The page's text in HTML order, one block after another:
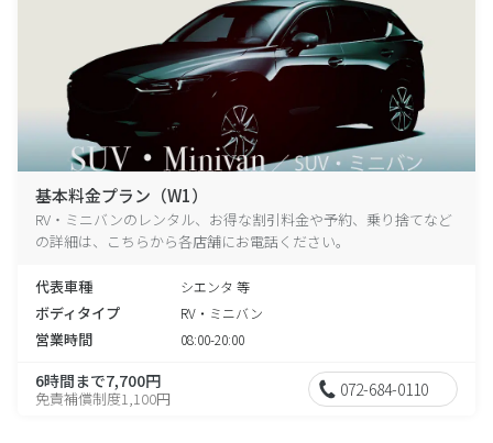
基本料金プラン（W1）
RV・ミニバンのレンタル、お得な割引料金や予約、乗り捨てなど
の詳細は、こちらから各店舗にお電話ください。
代表車種 シエンタ 等
ボディタイプ RV・ミニバン
営業時間 08:00-20:00
6時間まで7,700円
免責補償制度1,100円 072-684-0110